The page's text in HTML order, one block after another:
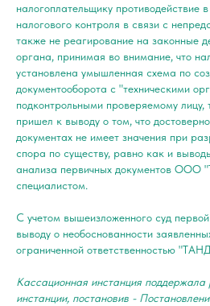
налогоплательщику противодействие
налогового контроля в связи с
также не реагирование на законные
органа, принимая во внимание, что
установлена умышленная схема по
документооборота с "техническими
подконтрольными проверяемому лицу,
пришел к выводу о том, что
документах не имеет значения при
спора по существу, равно как и
анализа первичных документов ООО
специалистом.
С учетом вышеизложенного суд
выводу о необоснованности
ограниченной ответственностью
Кассационная инстанция
инстанции, постановив -